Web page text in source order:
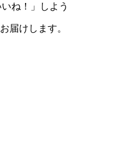
ね！」しよう
届けします。